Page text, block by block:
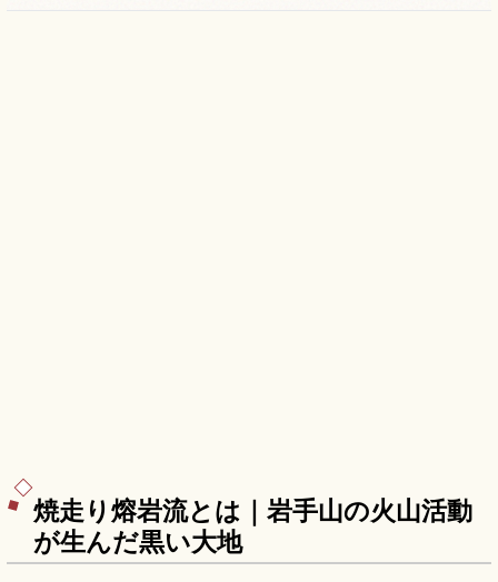
焼走り熔岩流とは｜岩手山の火山活動
が生んだ黒い大地